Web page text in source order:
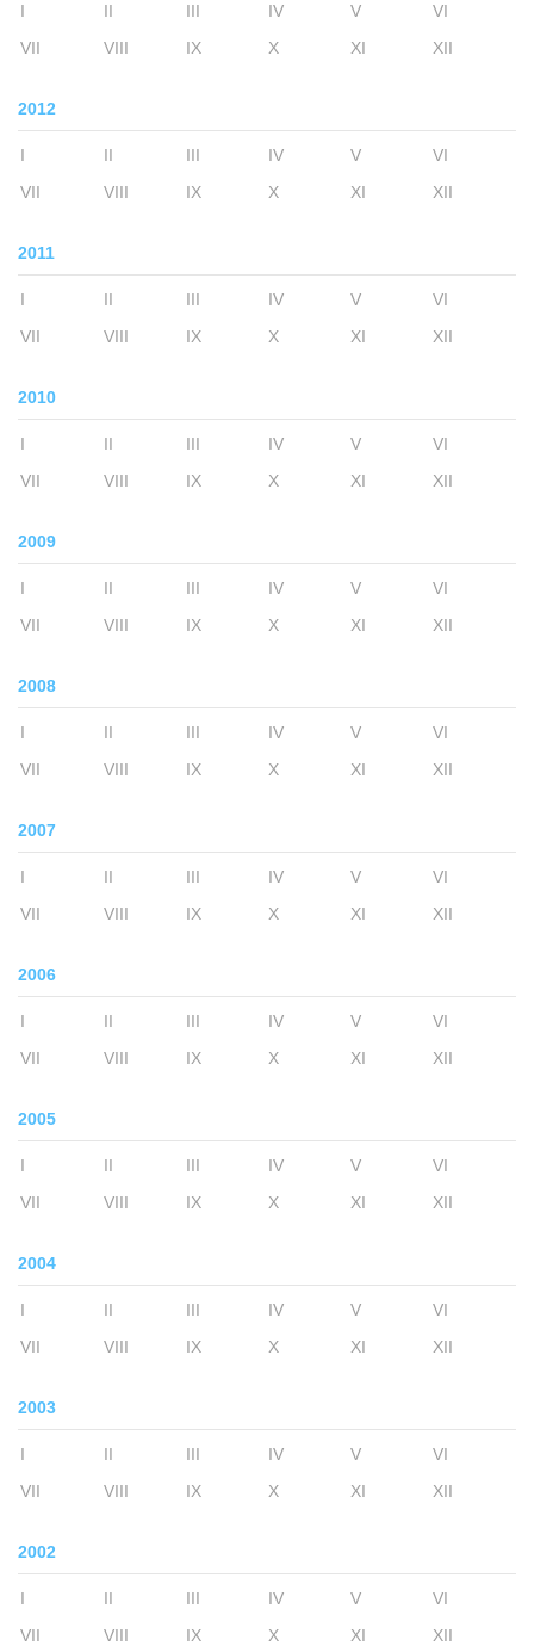
I II III IV V
VI
VII
VIII IX X XI XII
2012
I II III IV V
VI
VII
VIII IX X XI XII
2011
I II III IV V
VI
VII
VIII IX X XI XII
2010
I II III IV V
VI
VII
VIII IX X XI XII
2009
I II III IV V
VI
VII
VIII IX X XI XII
2008
I II III IV V
VI
VII
VIII IX X XI XII
2007
I II III IV V
VI
VII
VIII IX X XI XII
2006
I II III IV V
VI
VII
VIII IX X XI XII
2005
I II III IV V
VI
VII
VIII IX X XI XII
2004
I II III IV V
VI
VII
VIII IX X XI XII
2003
I II III IV V
VI
VII
VIII IX X XI XII
2002
I II III IV V
VI
VII
VIII IX X XI XII